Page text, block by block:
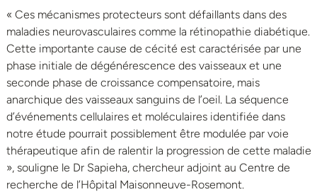
« Ces mécanismes protecteurs sont défaillants dans des
maladies neurovasculaires comme la rétinopathie diabétique.
Cette importante cause de cécité est caractérisée par une
phase initiale de dégénérescence des vaisseaux et une
seconde phase de croissance compensatoire, mais
anarchique des vaisseaux sanguins de l’oeil. La séquence
d’événements cellulaires et moléculaires identifiée dans
notre étude pourrait possiblement être modulée par voie
thérapeutique afin de ralentir la progression de cette maladie
», souligne le Dr Sapieha, chercheur adjoint au Centre de
recherche de l’Hôpital Maisonneuve-Rosemont.